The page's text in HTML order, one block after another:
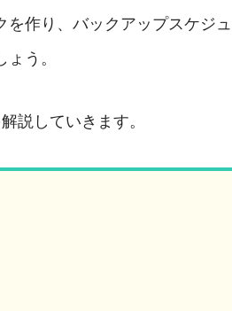
を作り、バックアップスケジ
う。
説していきます。